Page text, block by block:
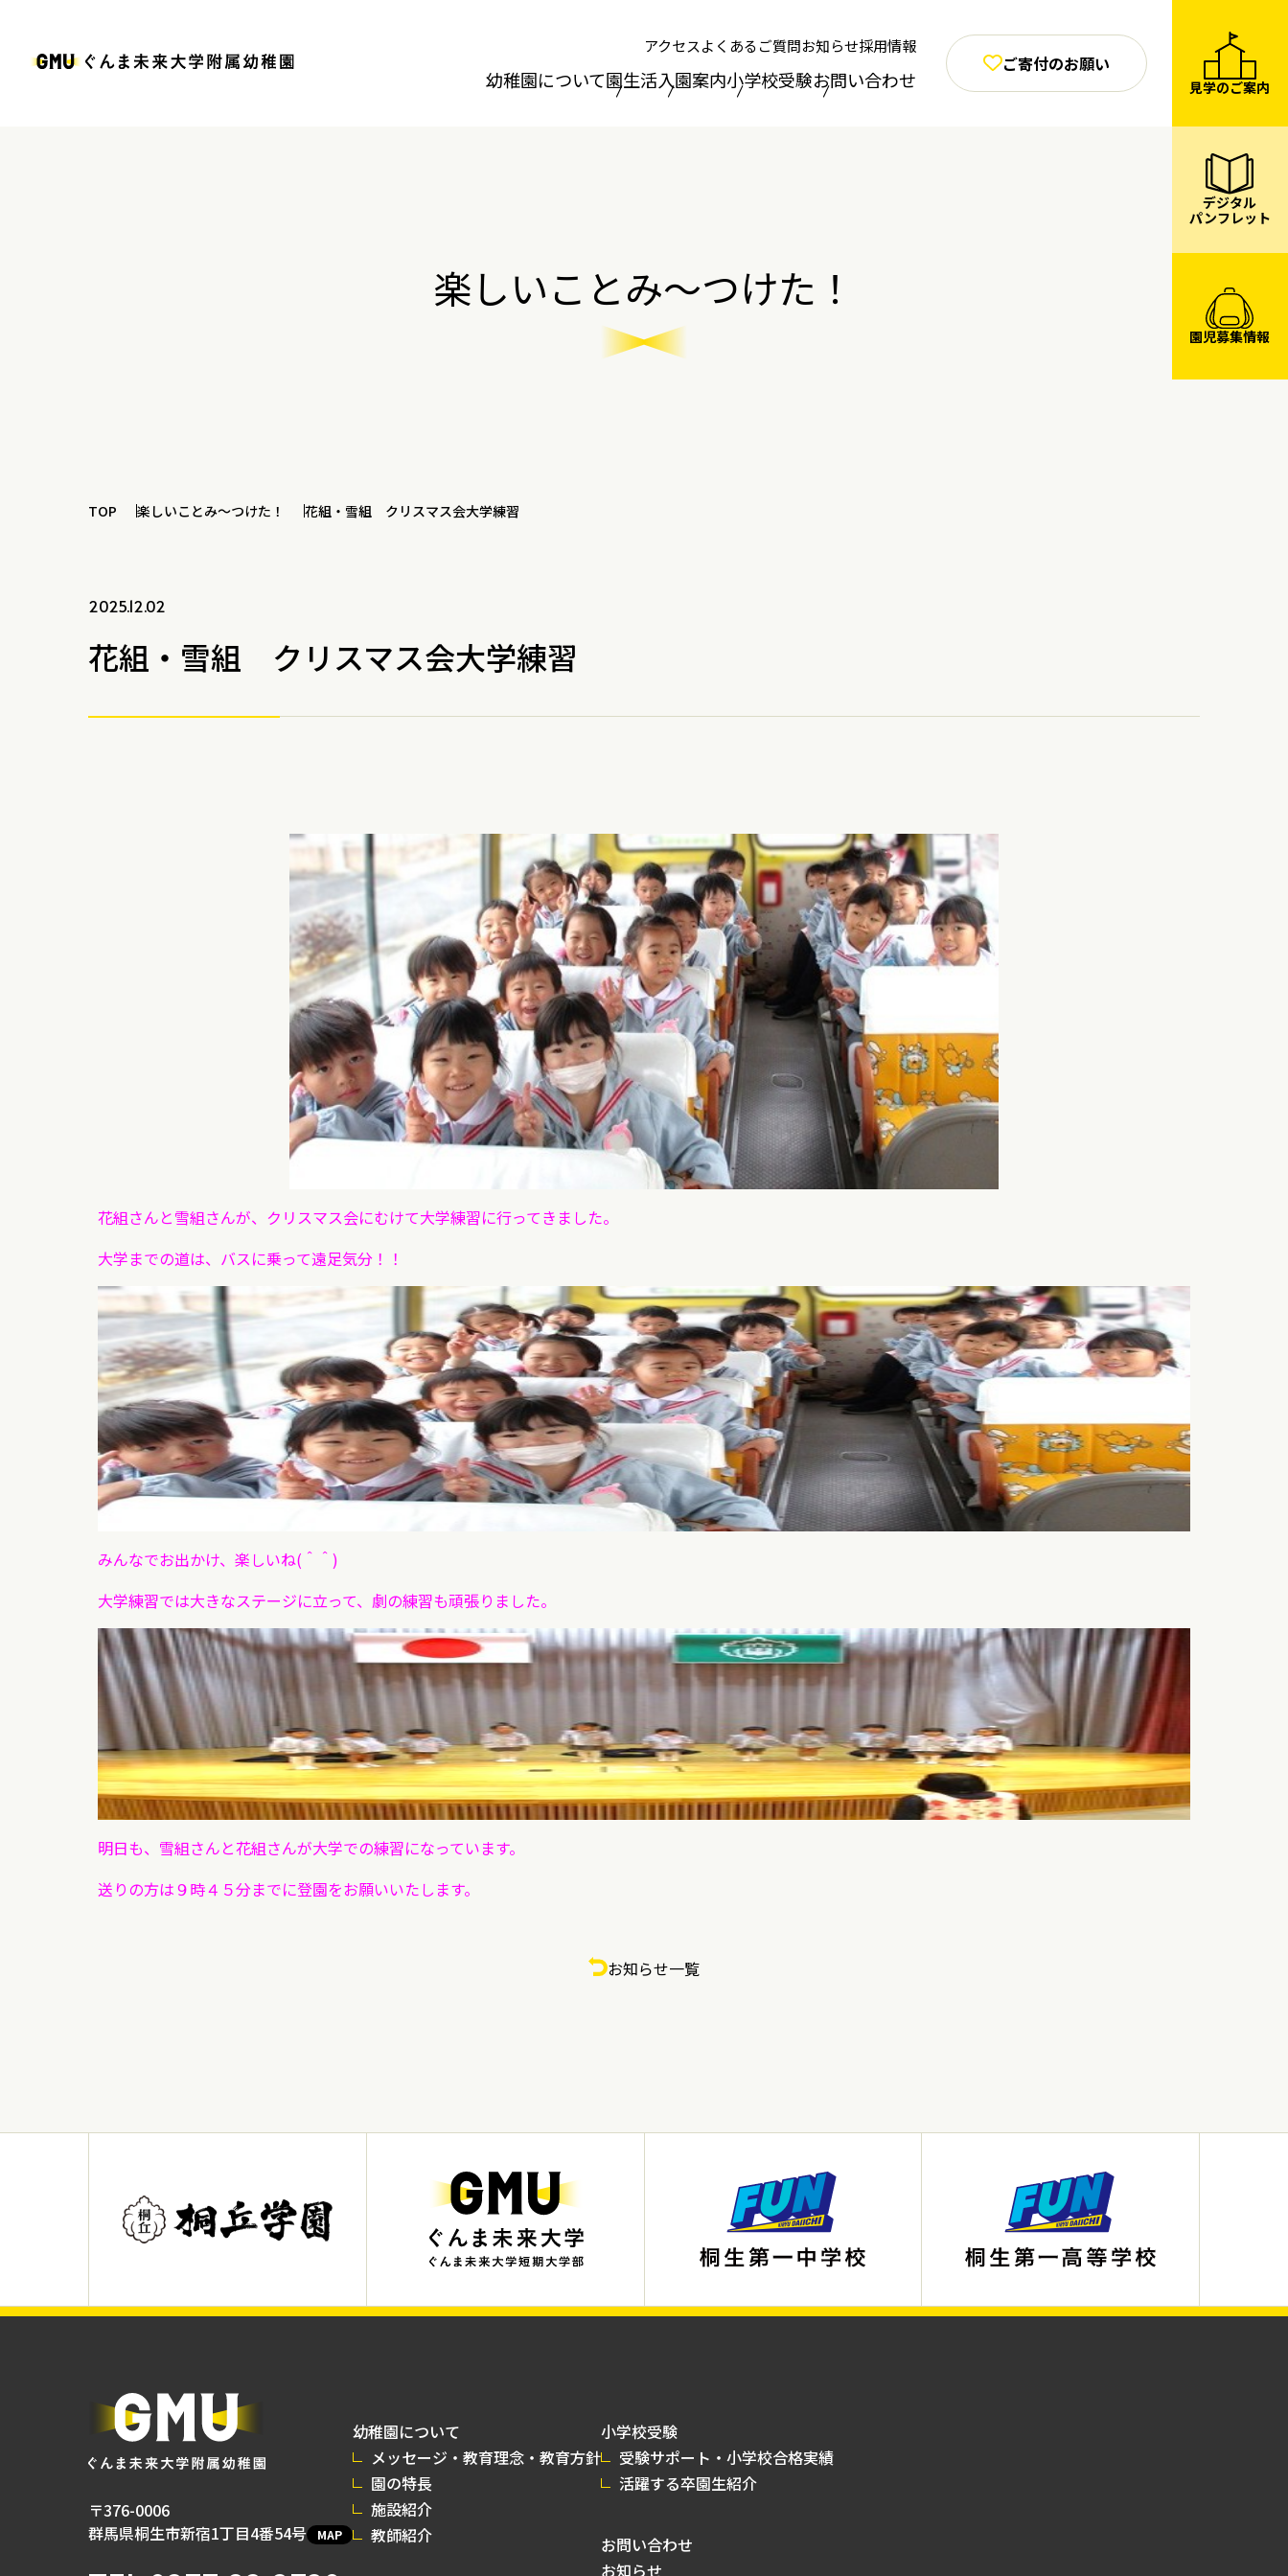
アクセスよくあるご質問お知らせ採用情報
幼稚園について園生活入園案内小学校受験お問い合わせ
ご寄付のお願い
見学のご案内
デジタル
パンフレット
園児募集情報
楽しいことみ～つけた！
TOP 楽しいことみ～つけた！ 花組・雪組 クリスマス会大学練習
2025.12.02
花組・雪組 クリスマス会大学練習
花組さんと雪組さんが、クリスマス会にむけて大学練習に行ってきました。
大学までの道は、 バスに乗って遠足気分！！
みんなでお出かけ、楽しいね(＾＾)
大学練習では大きなステージに立って、劇の練習も頑張りました。
明日も、雪組さんと花組さんが大学での練習になっています。
送りの方は９時４５分までに登園をお願いいたします。
お知らせ一覧
〒376-0006
群馬県桐生市新宿1丁目4番54号
MAP
幼稚園について
メッセージ・教育理念・教育方針
園の特長
施設紹介
教師紹介
小学校受験
受験サポート・小学校合格実績
活躍する卒園生紹介
お問い合わせ
お知らせ